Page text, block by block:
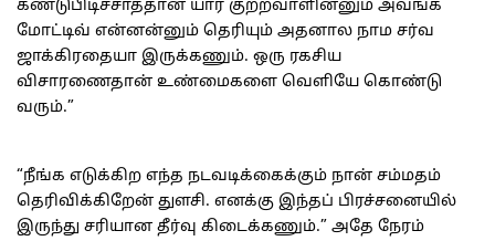
கண்டுபிடிச்சாத்தான் யார் குற்றவாளின்னும் அவங்க
மோட்டிவ் என்னன்னும் தெரியும் அதனால நாம சர்வ
ஜாக்கிரதையா இருக்கணும். ஒரு ரகசிய
விசாரணைதான் உண்மைகளை வெளியே கொண்டு
வரும்.”
“நீங்க எடுக்கிற எந்த நடவடிக்கைக்கும் நான் சம்மதம்
தெரிவிக்கிறேன் துளசி. எனக்கு இந்தப் பிரச்சனையில்
இருந்து சரியான தீர்வு கிடைக்கணும்.” அதே நேரம்